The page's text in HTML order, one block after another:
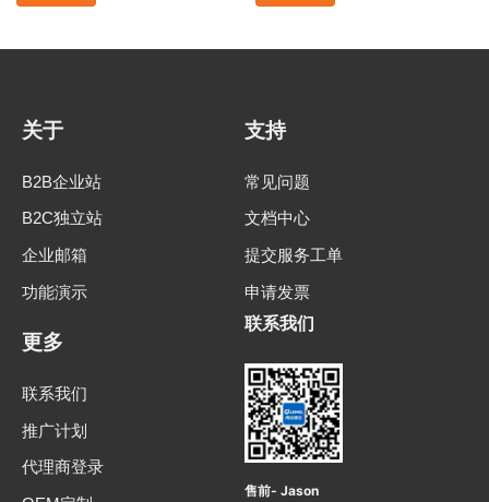
关于
B2B企业站
B2C独立站
企业邮箱
功能演示
支持
常见问题
文档中心
提交服务工单
申请发票
更多
联系我们
推广计划
代理商登录
联系我们
售前- Jason